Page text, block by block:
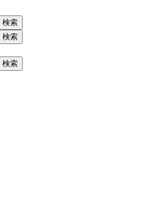
検索
検索
検索